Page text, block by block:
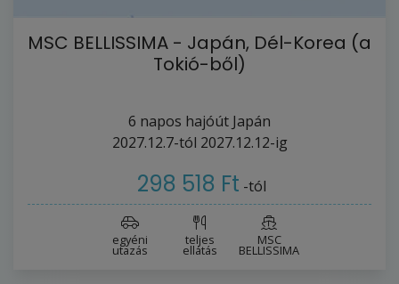
MSC BELLISSIMA - Japán, Dél-Korea (a
Tokió-ből)
6 napos hajóút Japán
2027.12.7-tól 2027.12.12-ig
298 518 Ft -tól
egyéni
utazás
teljes
ellátás
MSC
BELLISSIMA